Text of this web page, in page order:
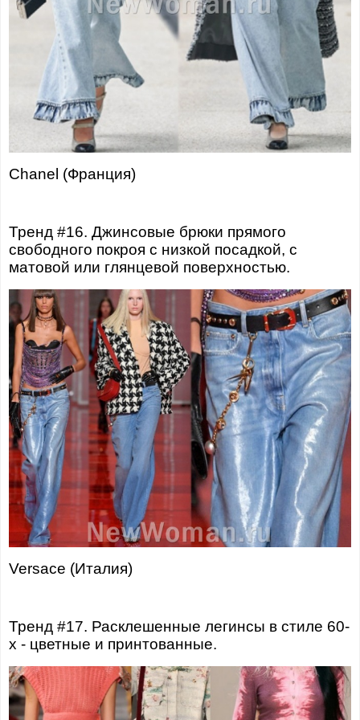
Chanel (Франция)
Тренд #16. Джинсовые брюки прямого
свободного покроя с низкой посадкой, с
матовой или глянцевой поверхностью.
Versace (Италия)
Тренд #17. Расклешенные легинсы в стиле 60-
х - цветные и принтованные.